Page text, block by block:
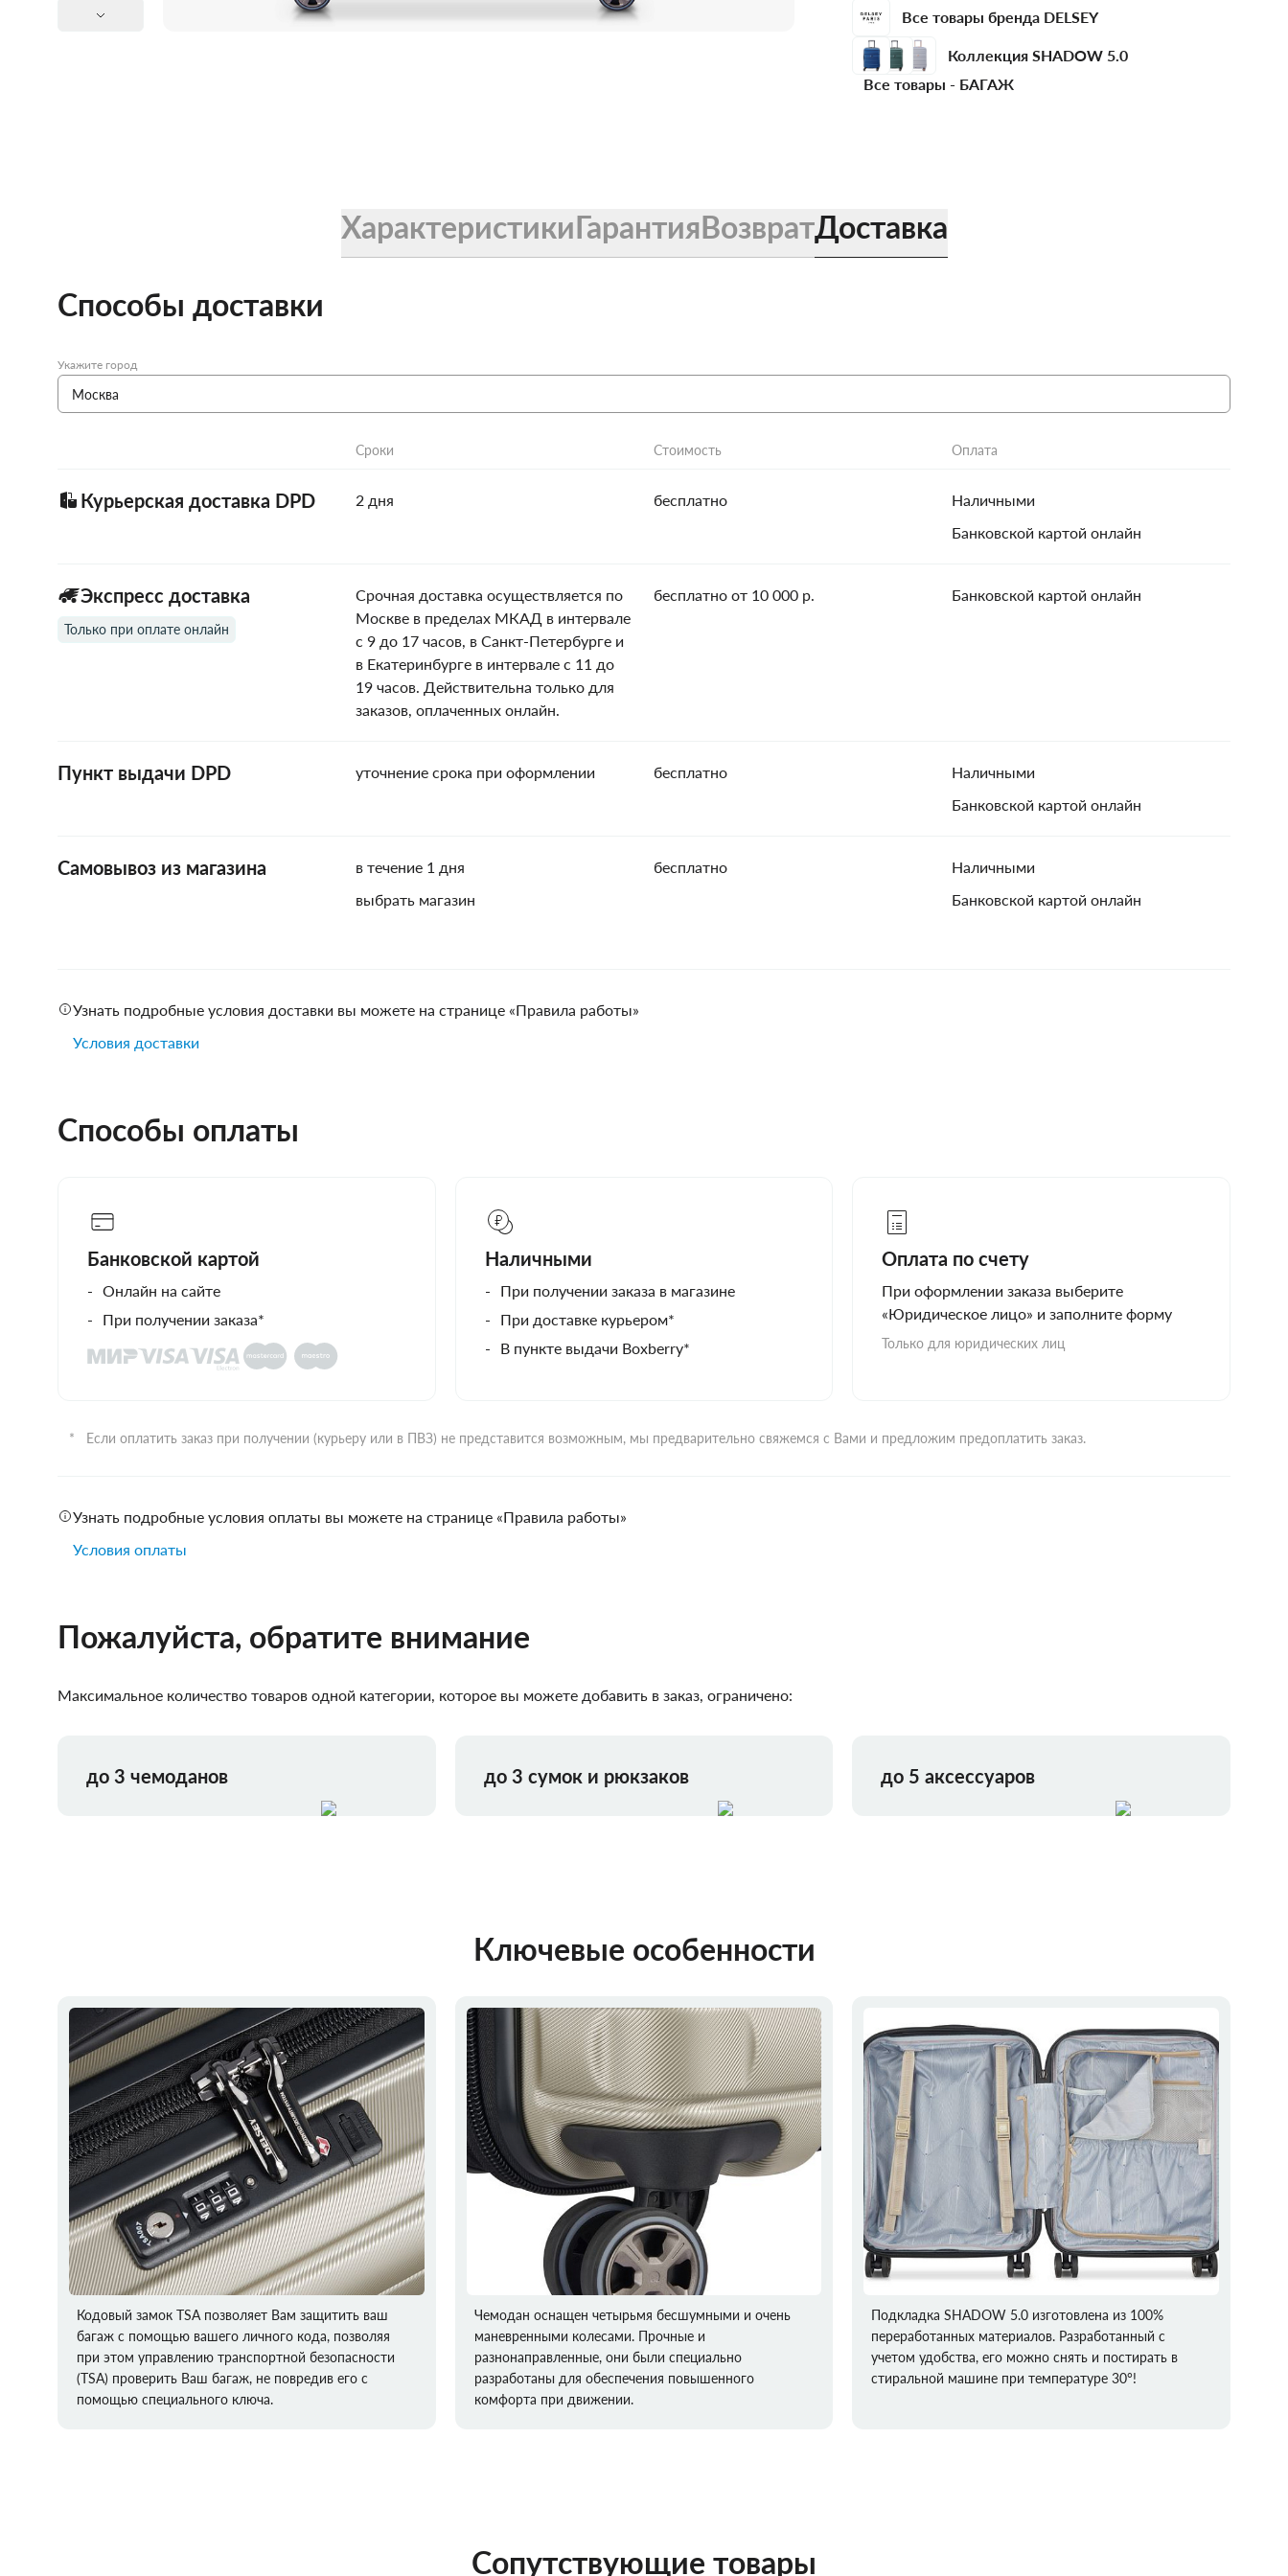
Все товары бренда DELSEY
Коллекция SHADOW 5.0
Все товары - БАГАЖ
ХарактеристикиГарантияВозвратДоставка
Способы доставки
Укажите город
Сроки Стоимость Оплата
Курьерская доставка DPD 2 дня бесплатно
Наличными
Банковской картой онлайн
Экспресс доставка
Только при оплате онлайн
Срочная доставка осуществляется по
Москве в пределах МКАД в интервале
с 9 до 17 часов, в Санкт-Петербурге и
в Екатеринбурге в интервале с 11 до
19 часов. Действительна только для
заказов, оплаченных онлайн.
бесплатно от 10 000 р. Банковской картой онлайн
Пункт выдачи DPD уточнение срока при оформлении бесплатно
Наличными
Банковской картой онлайн
Самовывоз из магазина
в течение 1 дня
выбрать магазин
бесплатно
Наличными
Банковской картой онлайн
Узнать подробные условия доставки вы можете на странице «Правила работы»
Условия доставки
Способы оплаты
Банковской картой
Онлайн на сайте
При получении заказа*
Наличными
При получении заказа в магазине
При доставке курьером*
В пункте выдачи Boxberry*
Оплата по счету
При оформлении заказа выберите
«Юридическое лицо» и заполните форму
Только для юридических лиц
Если оплатить заказ при получении (курьеру или в ПВЗ) не представится возможным, мы предварительно свяжемся с Вами и предложим предоплатить заказ.
Узнать подробные условия оплаты вы можете на странице «Правила работы»
Условия оплаты
Пожалуйста, обратите внимание
Максимальное количество товаров одной категории, которое вы можете добавить в заказ, ограничено:
до 3 чемоданов до 3 сумок и рюкзаков до 5 аксессуаров
Ключевые особенности
Кодовый замок TSA позволяет Вам защитить ваш
багаж с помощью вашего личного кода, позволяя
при этом управлению транспортной безопасности
(TSA) проверить Ваш багаж, не повредив его с
помощью специального ключа.
Чемодан оснащен четырьмя бесшумными и очень
маневренными колесами. Прочные и
разнонаправленные, они были специально
разработаны для обеспечения повышенного
комфорта при движении.
Подкладка SHADOW 5.0 изготовлена из 100%
переработанных материалов. Разработанный с
учетом удобства, его можно снять и постирать в
стиральной машине при температуре 30°!
Сопутствующие товары